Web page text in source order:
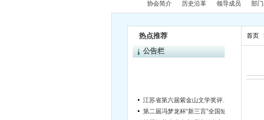
协会简介 历史沿革 领导成员 部
热点推荐
公告栏
首届江苏省生态文明诗歌大赛征稿启事
首页